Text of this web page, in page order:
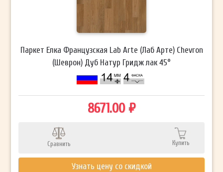
Паркет Елка Французская Lab Arte (Лаб Арте) Chevron
(Шеврон) Дуб Натур Гридж лак 45°
8671.00 ₽
Сравнить Купить
Узнать цену со скидкой